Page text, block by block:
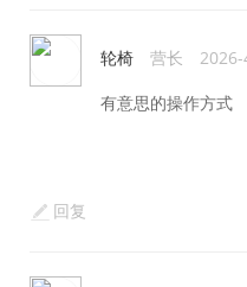
轮椅 营长
有意思的操作方式
回复